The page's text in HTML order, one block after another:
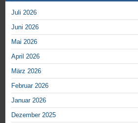
Juli 2026
Juni 2026
Mai 2026
April 2026
März 2026
Februar 2026
Januar 2026
Dezember 2025